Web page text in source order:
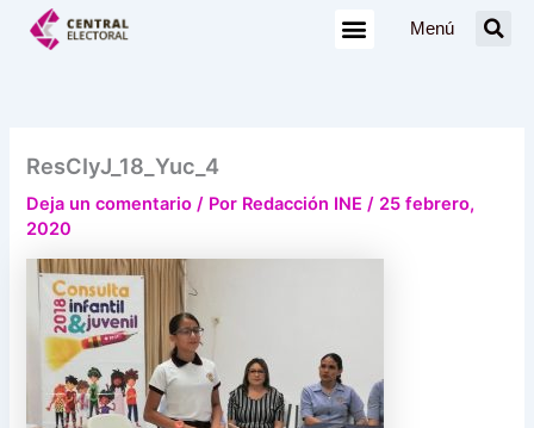
Menú
ResCIyJ_18_Yuc_4
Deja un comentario / Por Redacción INE/ 25 febrero,
2020